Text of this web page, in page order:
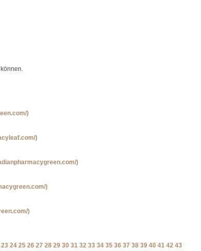
)
)
)
)
)
23 24 25 26 27 28 29 30 31 32 33 34 35 36 37 38 39 40 41 42 43